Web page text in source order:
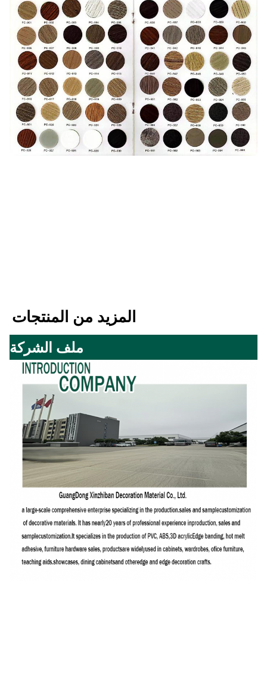
المزيد من المنتجات
ملف الشركة